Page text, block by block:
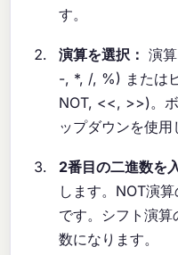
す。
演算を選択： 演
-, *, /, %) または
NOT, <<, >>)。
ップダウンを使用
2番目の二進数を
します。NOT演
です。シフト演
数になります。